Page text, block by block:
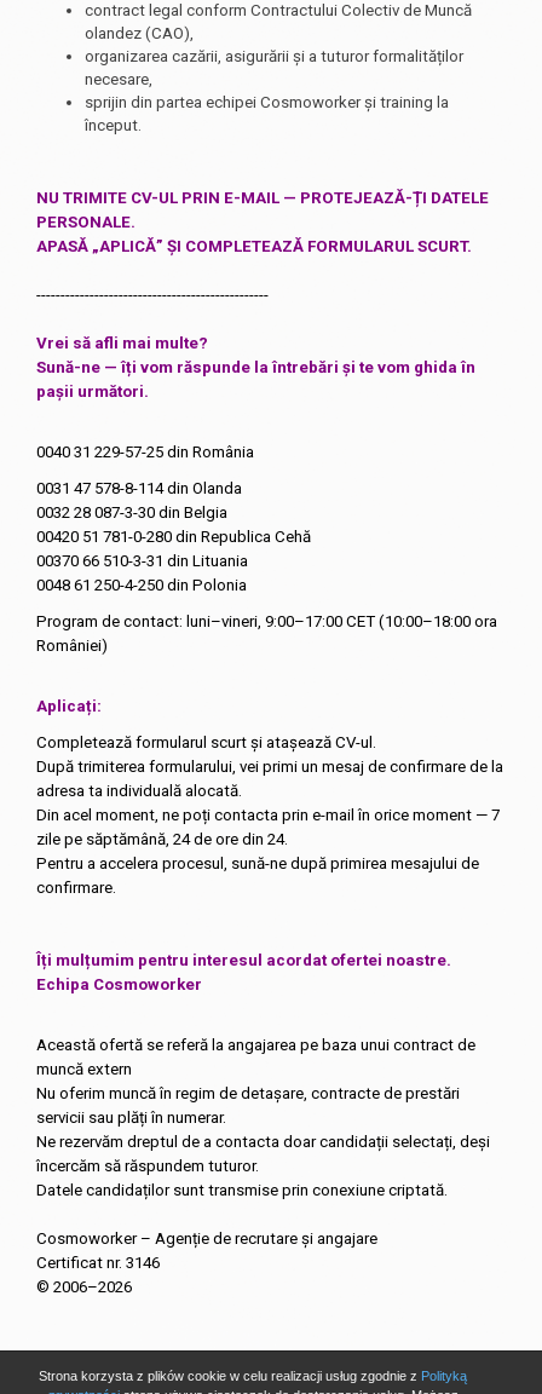
Strona korzysta z plików cookie w celu realizacji usług zgodnie z Polityką
contract legal conform Contractului Colectiv de Muncă
olandez (CAO),
organizarea cazării, asigurării și a tuturor formalităților
necesare,
sprijin din partea echipei Cosmoworker și training la
început.
NU TRIMITE CV-UL PRIN E-MAIL — PROTEJEAZĂ-ȚI DATELE
PERSONALE.
APASĂ „APLICĂ” ȘI COMPLETEAZĂ FORMULARUL SCURT.
------------------------------------------------
Vrei să afli mai multe?
Sună-ne — îți vom răspunde la întrebări și te vom ghida în
pașii următori.
0040 31 229-57-25 din România
0031 47 578-8-114din Olanda
0032 28 087-3-30 din Belgia
00420 51 781-0-280 din Republica Cehă
00370 66 510-3-31 din Lituania
0048 61 250-4-250 din Polonia
Program de contact: luni–vineri, 9:00–17:00 CET (10:00–18:00 ora
României)
Aplicați:
Completează formularul scurt și atașează CV-ul.
După trimiterea formularului, vei primi un mesaj de confirmare de la
adresa ta individuală alocată.
Din acel moment, ne poți contacta prin e-mail în orice moment — 7
zile pe săptămână, 24 de ore din 24.
Pentru a accelera procesul, sună-ne după primirea mesajului de
confirmare.
Îți mulțumim pentru interesul acordat ofertei noastre.
Echipa Cosmoworker
Această ofertă se referă la angajarea pe baza unui contract de
muncă extern
Nu oferim muncă în regim de detașare, contracte de prestări
servicii sau plăți în numerar.
Ne rezervăm dreptul de a contacta doar candidații selectați, deși
încercăm să răspundem tuturor.
Datele candidaților sunt transmise prin conexiune criptată.
Cosmoworker – Agenție de recrutare și angajare
Certificat nr. 3146
© 2006–2026